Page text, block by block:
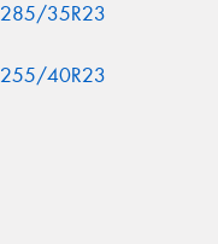
285/35R23
255/40R23